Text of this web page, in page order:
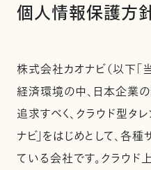
個人情報保護方
株式会社カオナビ（以下「
経済環境の中、日本企業の
追求すべく、クラウド型タレ
ナビ」をはじめとして、各
ている会社です。クラウ